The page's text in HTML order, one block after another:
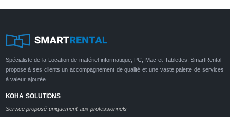
Spécialiste de la Location de matériel informatique, PC, Mac et Tablettes, SmartRental
propose à ses clients un accompagnement de qualité et une vaste palette de services
à valeur ajoutée.
KOHA SOLUTIONS
Service proposé uniquement aux professionnels